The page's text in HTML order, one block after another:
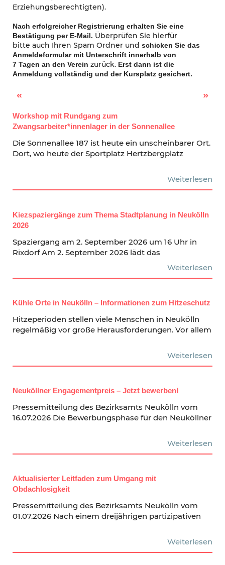
Erziehungsberechtigten).
Nach erfolgreicher Registrierung erhalten Sie eine
Bestätigung per E-Mail. Überprüfen Sie hierfür
bitte auch Ihren Spam Ordner und schicken Sie das
Anmeldeformular mit Unterschrift innerhalb von
7 Tagen an den Verein zurück. Erst dann ist die
Anmeldung vollständig und der Kursplatz gesichert.
Workshop mit Rundgang zum
Zwangsarbeiter*innenlager in der Sonnenallee
Die Sonnenallee 187 ist heute ein unscheinbarer Ort.
Dort, wo heute der Sportplatz Hertzbergplatz
Weiterlesen
Kiezspaziergänge zum Thema Stadtplanung in Neukölln
2026
Spaziergang am 2. September 2026 um 16 Uhr in
Rixdorf Am 2. September 2026 lädt das
Weiterlesen
Kühle Orte in Neukölln – Informationen zum Hitzeschutz
Hitzeperioden stellen viele Menschen in Neukölln
regelmäßig vor große Herausforderungen. Vor allem
Weiterlesen
Neuköllner Engagementpreis – Jetzt bewerben!
Pressemitteilung des Bezirksamts Neukölln vom
16.07.2026 Die Bewerbungsphase für den Neuköllner
Weiterlesen
Aktualisierter Leitfaden zum Umgang mit
Obdachlosigkeit
Pressemitteilung des Bezirksamts Neukölln vom
01.07.2026 Nach einem dreijährigen partizipativen
Weiterlesen